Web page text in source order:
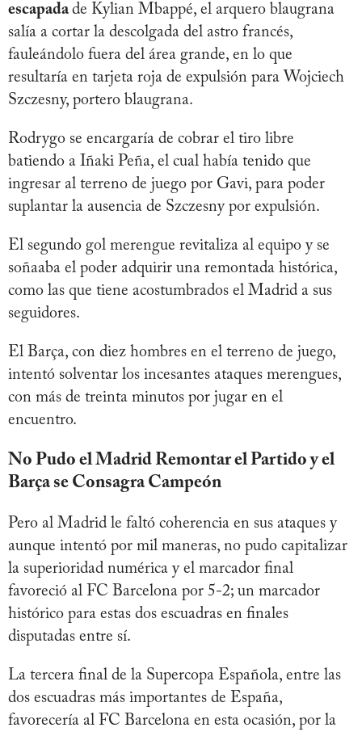
escapadade Kylian Mbappé, el arquero blaugrana
salía a cortar la descolgada del astro francés,
fauleándolo fuera del área grande, en lo que
resultaría en tarjeta roja de expulsión para Wojciech
Szczesny, portero blaugrana.
Rodrygo se encargaría de cobrar el tiro libre
batiendo a Iñaki Peña, el cual había tenido que
ingresar al terreno de juego por Gavi, para poder
suplantar la ausencia de Szczesny por expulsión.
El segundo gol merengue revitaliza al equipo y se
soñaaba el poder adquirir una remontada histórica,
como las que tiene acostumbrados el Madrid a sus
seguidores.
El Barça, con diez hombres en el terreno de juego,
intentó solventar los incesantes ataques merengues,
con más de treinta minutos por jugar en el
encuentro.
No Pudo el Madrid Remontar el Partido y el
Barça se Consagra Campeón
Pero al Madrid le faltó coherencia en sus ataques y
aunque intentó por mil maneras, no pudo capitalizar
la superioridad numérica y el marcador final
favoreció al FC Barcelona por 5-2; un marcador
histórico para estas dos escuadras en finales
disputadas entre sí.
La tercera final de la Supercopa Española, entre las
dos escuadras más importantes de España,
favorecería al FC Barcelona en esta ocasión, por la